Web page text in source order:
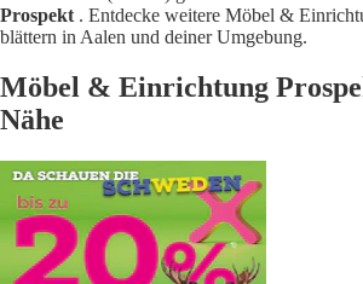
Prospekt . Entdecke weitere Möbel &
blättern in Aalen und deiner Umgebung.
Möbel & Einrichtung
Nähe